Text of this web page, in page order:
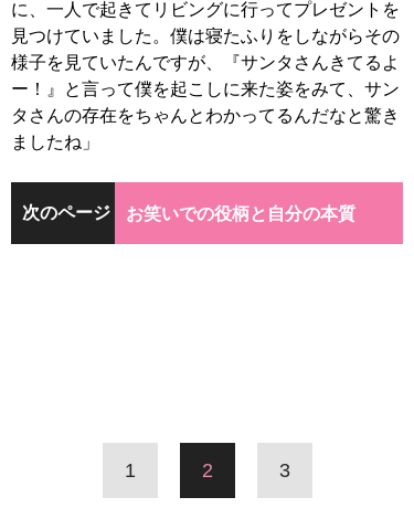
に、一人で起きてリビングに行ってプレゼントを
見つけていました。僕は寝たふりをしながらその
様子を見ていたんですが、『サンタさんきてるよ
ー！』と言って僕を起こしに来た姿をみて、サン
タさんの存在をちゃんとわかってるんだなと驚き
ましたね」
次のページ お笑いでの役柄と自分の本質
1 2 3